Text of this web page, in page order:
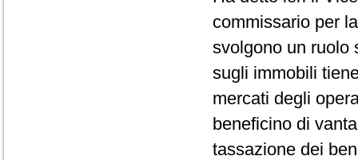
commissario per
svolgono un ruolo
sugli immobili
mercati degli
beneficino di
tassazione dei